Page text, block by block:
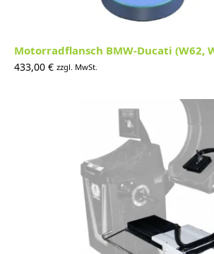
Motorradflansch BMW-Ducati (W62,
433,00 € zzgl. MwSt.